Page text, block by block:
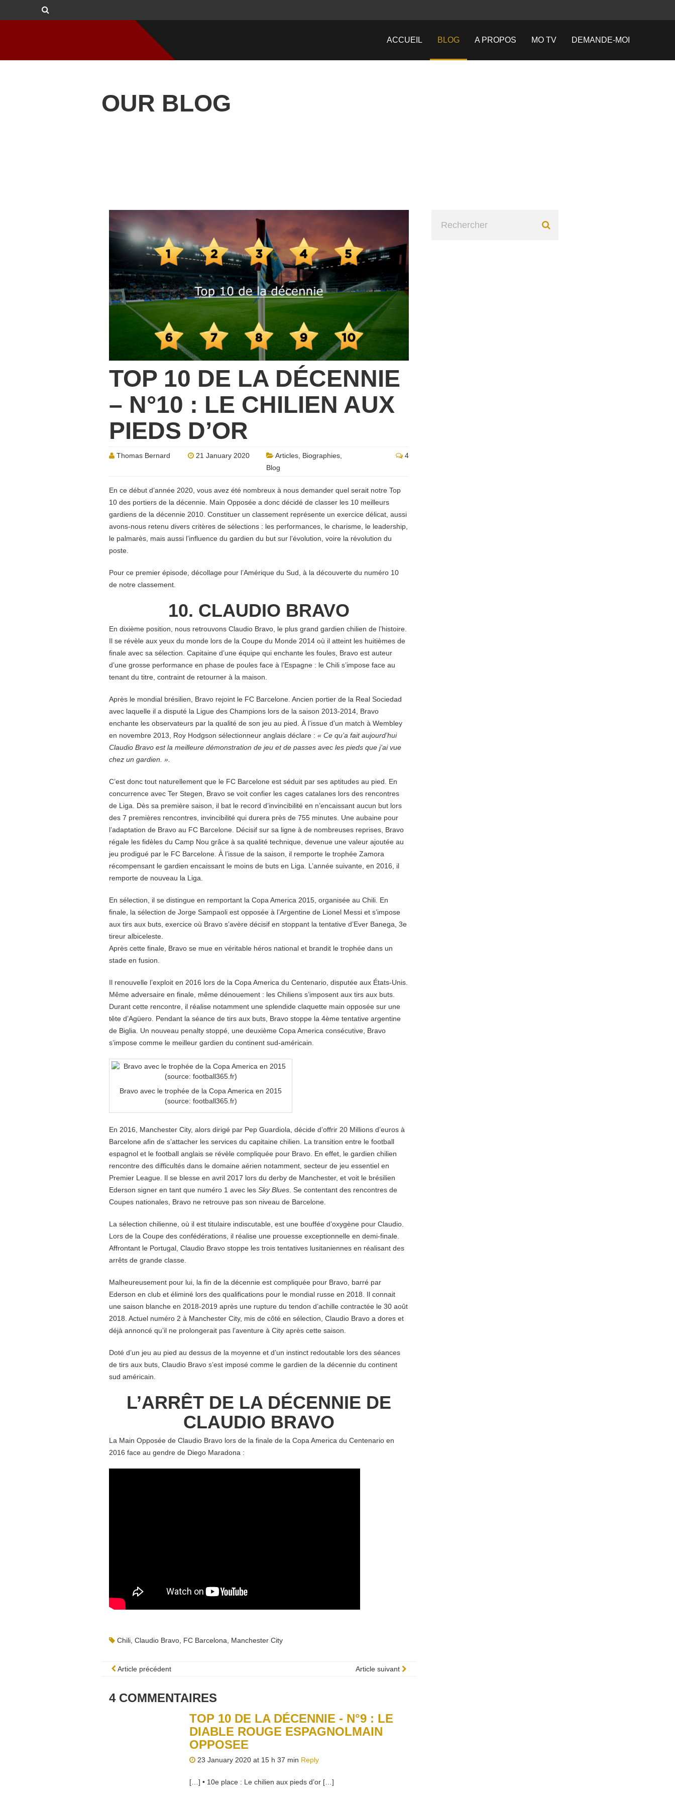
ACCUEIL BLOG A PROPOS MO TV DEMANDE-MOI
OUR BLOG
TOP 10 DE LA DÉCENNIE
– N°10 : LE CHILIEN AUX
PIEDS D’OR
Thomas Bernard 21 January 2020 Articles Biographies
Blog
4
En ce début d’année 2020, vous avez été nombreux à nous demander quel serait notre Top
10 des portiers de la décennie. Main Opposée a donc décidé de classer les 10 meilleurs
gardiens de la décennie 2010. Constituer un classement représente un exercice délicat, aussi
avons-nous retenu divers critères de sélections : les performances, le charisme, le leadership,
le palmarès, mais aussi l’influence du gardien du but sur l’évolution, voire la révolution du
poste.
Pour ce premier épisode, décollage pour l’Amérique du Sud, à la découverte du numéro 10
de notre classement.
10. CLAUDIO BRAVO
En dixième position, nous retrouvons Claudio Bravo, le plus grand gardien chilien de l’histoire.
Il se révèle aux yeux du monde lors de la Coupe du Monde 2014 où il atteint les huitièmes de
finale avec sa sélection. Capitaine d’une équipe qui enchante les foules, Bravo est auteur
d’une grosse performance en phase de poules face à l’Espagne : le Chili s’impose face au
tenant du titre, contraint de retourner à la maison.
Après le mondial brésilien, Bravo rejoint le FC Barcelone. Ancien portier de la Real Sociedad
avec laquelle il a disputé la Ligue des Champions lors de la saison 2013-2014, Bravo
enchante les observateurs par la qualité de son jeu au pied. À l’issue d’un match à Wembley
en novembre 2013, Roy Hodgson sélectionneur anglais déclare : « Ce qu’a fait aujourd’hui
Claudio Bravo est la meilleure démonstration de jeu et de passes avec les pieds que j’ai vue
chez un gardien. ».
C’est donc tout naturellement que le FC Barcelone est séduit par ses aptitudes au pied. En
concurrence avec Ter Stegen, Bravo se voit confier les cages catalanes lors des rencontres
de Liga. Dès sa première saison, il bat le record d’invincibilité en n’encaissant aucun but lors
des 7 premières rencontres, invincibilité qui durera près de 755 minutes. Une aubaine pour
l’adaptation de Bravo au FC Barcelone. Décisif sur sa ligne à de nombreuses reprises, Bravo
régale les fidèles du Camp Nou grâce à sa qualité technique, devenue une valeur ajoutée au
jeu prodigué par le FC Barcelone. À l’issue de la saison, il remporte le trophée Zamora
récompensant le gardien encaissant le moins de buts en Liga. L’année suivante, en 2016, il
remporte de nouveau la Liga.
En sélection, il se distingue en remportant la Copa America 2015, organisée au Chili. En
finale, la sélection de Jorge Sampaoli est opposée à l’Argentine de Lionel Messi et s’impose
aux tirs aux buts, exercice où Bravo s’avère décisif en stoppant la tentative d’Ever Banega, 3e
tireur albiceleste.
Après cette finale, Bravo se mue en véritable héros national et brandit le trophée dans un
stade en fusion.
Il renouvelle l’exploit en 2016 lors de la Copa America du Centenario, disputée aux États-Unis.
Même adversaire en finale, même dénouement : les Chiliens s’imposent aux tirs aux buts.
Durant cette rencontre, il réalise notamment une splendide claquette main opposée sur une
tête d’Agüero. Pendant la séance de tirs aux buts, Bravo stoppe la 4ème tentative argentine
de Biglia. Un nouveau penalty stoppé, une deuxième Copa America consécutive, Bravo
s’impose comme le meilleur gardien du continent sud-américain.
Bravo avec le trophée de la Copa America en 2015
(source: football365.fr)
En 2016, Manchester City, alors dirigé par Pep Guardiola, décide d’offrir 20 Millions d’euros à
Barcelone afin de s’attacher les services du capitaine chilien. La transition entre le football
espagnol et le football anglais se révèle compliquée pour Bravo. En effet, le gardien chilien
rencontre des difficultés dans le domaine aérien notamment, secteur de jeu essentiel en
Premier League. Il se blesse en avril 2017 lors du derby de Manchester, et voit le brésilien
Ederson signer en tant que numéro 1 avec les Sky Blues . Se contentant des rencontres de
Coupes nationales, Bravo ne retrouve pas son niveau de Barcelone.
La sélection chilienne, où il est titulaire indiscutable, est une bouffée d’oxygène pour Claudio.
Lors de la Coupe des confédérations, il réalise une prouesse exceptionnelle en demi-finale.
Affrontant le Portugal, Claudio Bravo stoppe les trois tentatives lusitaniennes en réalisant des
arrêts de grande classe.
Malheureusement pour lui, la fin de la décennie est compliquée pour Bravo, barré par
Ederson en club et éliminé lors des qualifications pour le mondial russe en 2018. Il connait
une saison blanche en 2018-2019 après une rupture du tendon d’achille contractée le 30 août
2018. Actuel numéro 2 à Manchester City, mis de côté en sélection, Claudio Bravo a dores et
déjà annoncé qu’il ne prolongerait pas l’aventure à City après cette saison.
Doté d’un jeu au pied au dessus de la moyenne et d’un instinct redoutable lors des séances
de tirs aux buts, Claudio Bravo s’est imposé comme le gardien de la décennie du continent
sud américain.
L’ARRÊT DE LA DÉCENNIE DE
CLAUDIO BRAVO
La Main Opposée de Claudio Bravo lors de la finale de la Copa America du Centenario en
2016 face au gendre de Diego Maradona :
Chili Claudio Bravo FC Barcelona Manchester City
Article précédent Article suivant
4 COMMENTAIRES
TOP 10 DE LA DÉCENNIE - N°9 : LE
DIABLE ROUGE ESPAGNOLMAIN
OPPOSEE
23 January 2020 at 15 h 37 min Reply
[…] • 10e place : Le chilien aux pieds d’or […]